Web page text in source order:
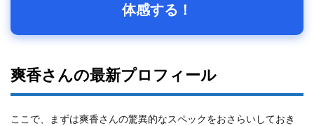
体感する！
爽香さんの最新プロフィール
ここで、まずは爽香さんの驚異的なスペックをおさらいしておき